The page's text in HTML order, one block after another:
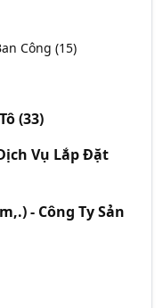
Công (15)
(33)
Vụ Lắp Đặt
- Công Ty Sản